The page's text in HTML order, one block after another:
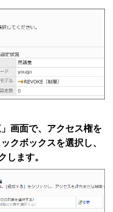
」画面で、アクセス権を
クボックスを選択し、
します。